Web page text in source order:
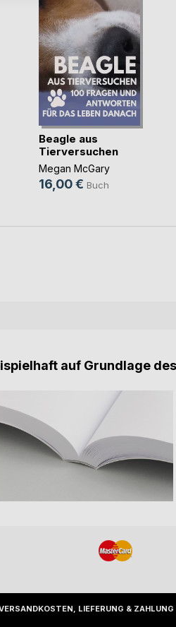
Beagle aus
Tierversuchen
Megan McGary
16,00 € Buch
auf Grundlage
LIEFERUNG & ZAHLUNG